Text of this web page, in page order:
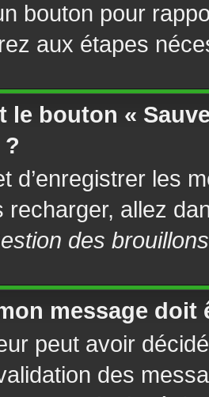
bouton pour
aux étapes
le bouton «
?
d’enregistrer les
recharger, allez
des brouillons
message doit
peut avoir
des